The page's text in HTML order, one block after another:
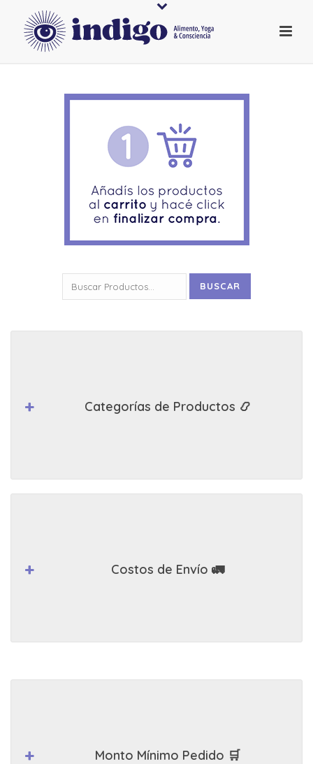
por:
BUSCAR
Categorías de Productos 📿
Costos de Envío 🚛
Monto Mínimo Pedido 🛒